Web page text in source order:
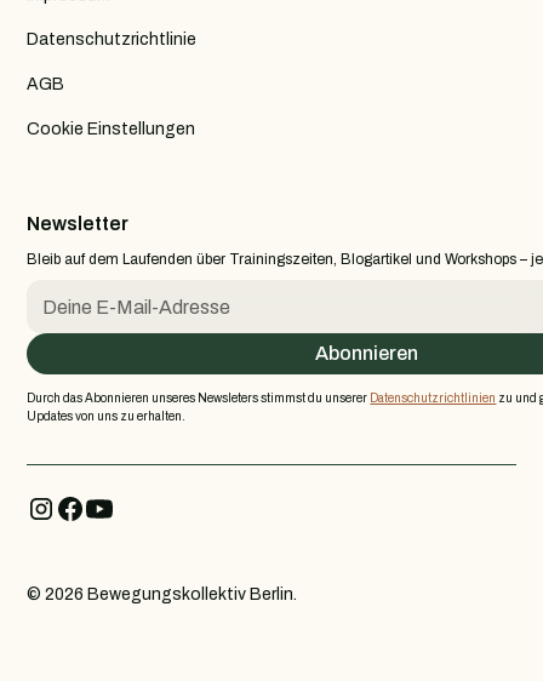
Datenschutzrichtlinie
AGB
Cookie Einstellungen
Newsletter
Bleib auf dem Laufenden über Trainingszeiten, Blogartikel und Workshops –
Durch das Abonnieren unseres Newsleters stimmst du unserer Datenschutzrichtlinien zu und
Updates von uns zu erhalten.
©2026Bewegungskollektiv Berlin.
Instagram
Facebook
Youtube